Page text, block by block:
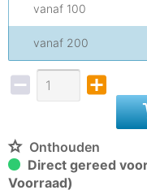
vanaf 100
vanaf 200
Onthouden
Direct gereed
Voorraad)